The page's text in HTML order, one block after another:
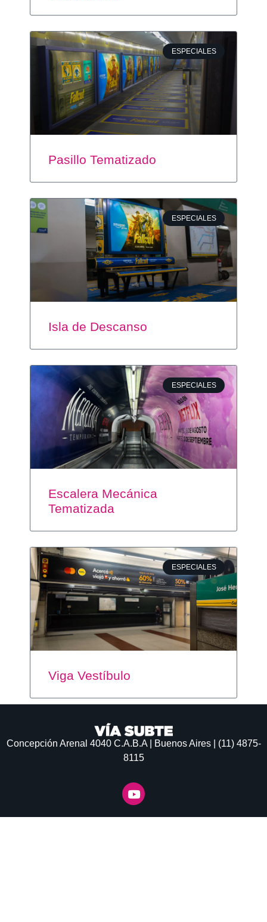
ESPECIALES
Pasillo Tematizado
ESPECIALES
Isla de Descanso
ESPECIALES
Escalera Mecánica
Tematizada
ESPECIALES
Viga Vestíbulo
Concepción Arenal 4040C.A.B.A | Buenos Aires | (11) 4875-
8115